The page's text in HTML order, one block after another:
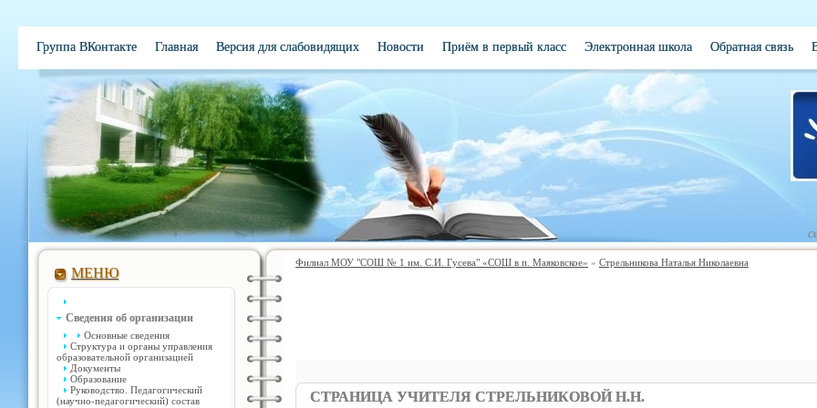
Группа ВКонтакте Главная Версия для слабовидящих Новости Приём в первый класс Электронная школа Обратная связь
МЕНЮ
Сведения об организации
Основные сведения
Структура и органы управления
образовательной организацией
Документы
Образование
Руководство. Педагогический
(научно-педагогический) состав
Филиал МОУ "СОШ № 1 им. С.И. Гусева" «СОШ в п. Маяковское» » Стрельникова Наталья Николаевна
СТРАНИЦА УЧИТЕЛЯ СТРЕЛЬНИКОВОЙ Н.Н.